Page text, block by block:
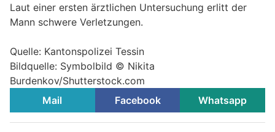
Laut einer ersten ärztlichen Untersuchung erlitt der
Mann schwere Verletzungen.
Quelle: Kantonspolizei Tessin
Bildquelle: Symbolbild © Nikita
Burdenkov/Shutterstock.com
Mail
Facebook Whatsapp